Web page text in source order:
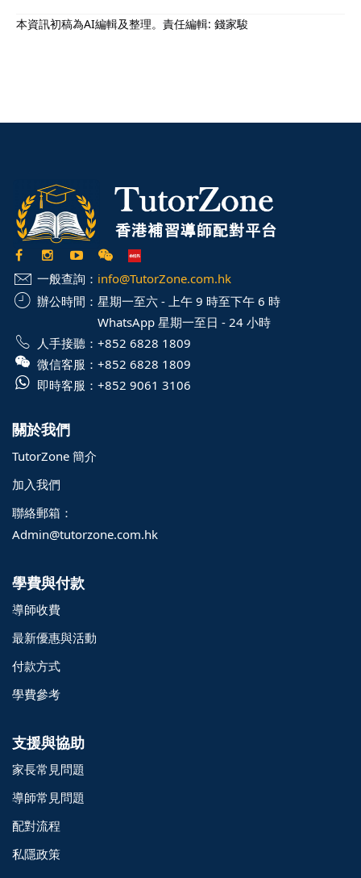
本資訊初稿為AI編輯及整理。責任編輯: 錢家駿
一般查詢： info@TutorZone.com.hk
辦公時間： 星期一至六 - 上午 9 時至下午 6 時
WhatsApp 星期一至日 - 24 小時
人手接聽： +852 6828 1809
微信客服： +852 6828 1809
即時客服： +852 9061 3106
關於我們
TutorZone 簡介
加入我們
聯絡郵箱：
Admin@tutorzone.com.hk
學費與付款
導師收費
最新優惠與活動
付款方式
學費參考
支援與協助
家長常見問題
導師常見問題
配對流程
私隱政策